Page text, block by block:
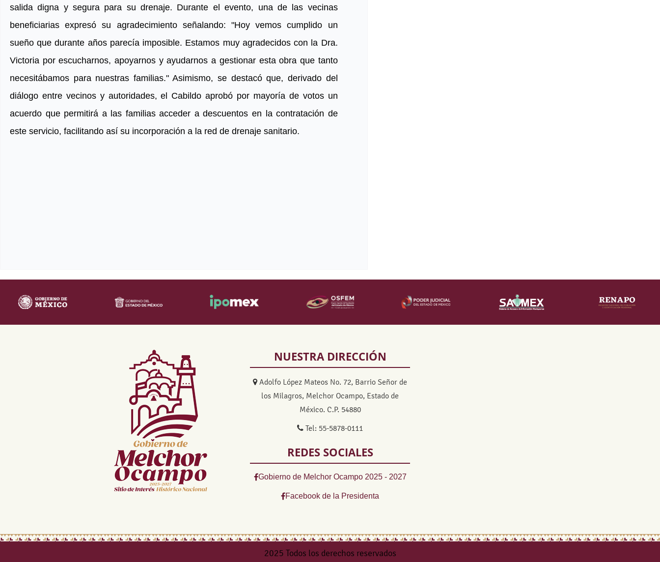
salida digna y segura para su drenaje. Durante el evento, una de las vecinas
beneficiarias expresó su agradecimiento señalando: "Hoy vemos cumplido un
sueño que durante años parecía imposible. Estamos muy agradecidos con la Dra.
Victoria por escucharnos, apoyarnos y ayudarnos a gestionar esta obra que tanto
necesitábamos para nuestras familias." Asimismo, se destacó que, derivado del
diálogo entre vecinos y autoridades, el Cabildo aprobó por mayoría de votos un
acuerdo que permitirá a las familias acceder a descuentos en la contratación de
este servicio, facilitando así su incorporación a la red de drenaje sanitario.
NUESTRA DIRECCIÓN
Adolfo López Mateos No. 72, Barrio Señor de
los Milagros, Melchor Ocampo, Estado de
México. C.P. 54880
Tel: 55-5878-0111
REDES SOCIALES
Gobierno de Melchor Ocampo 2025 - 2027
Facebook de la Presidenta
2025 Todos los derechos reservados